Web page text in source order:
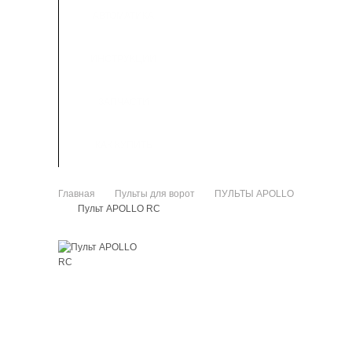
Главная
>
Пульты для ворот
ПУЛЬТЫ APOLLO
Пульт APOLLO RC